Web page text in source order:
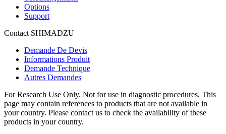
Options
Support
Contact SHIMADZU
Demande De Devis
Informations Produit
Demande Technique
Autres Demandes
For Research Use Only. Not for use in diagnostic procedures. This
page may contain references to products that are not available in
your country. Please contact us to check the availability of these
products in your country.